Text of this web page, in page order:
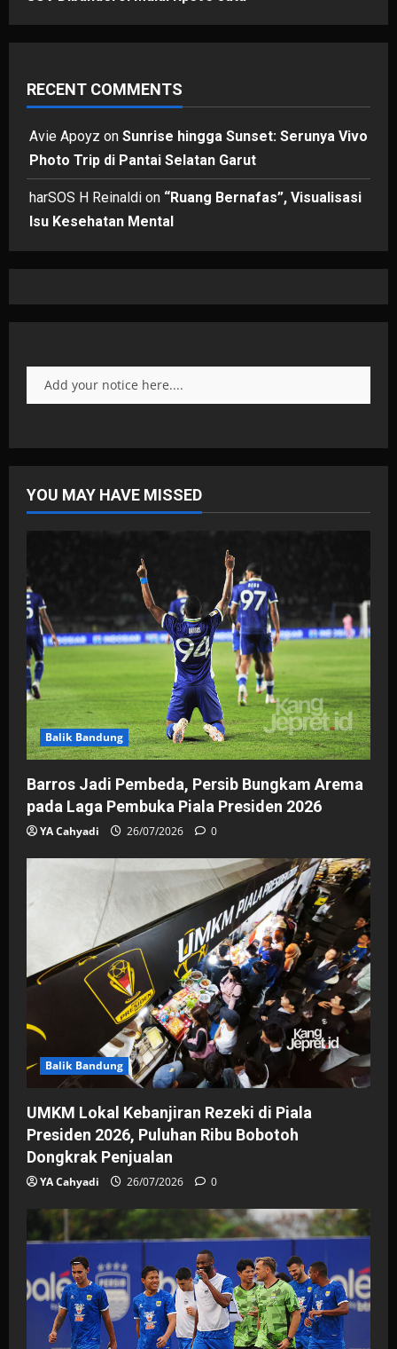
RECENT COMMENTS
Avie Apoyz on Sunrise hingga Sunset: Serunya Vivo
Photo Trip di Pantai Selatan Garut
harSOS H Reinaldi on “Ruang Bernafas”, Visualisasi
Isu Kesehatan Mental
Add your notice here....
YOU MAY HAVE MISSED
Balik Bandung
Barros Jadi Pembeda, Persib Bungkam Arema
pada Laga Pembuka Piala Presiden 2026
YA Cahyadi 26/07/2026 0
Balik Bandung
UMKM Lokal Kebanjiran Rezeki di Piala
Presiden 2026, Puluhan Ribu Bobotoh
Dongkrak Penjualan
YA Cahyadi 26/07/2026 0